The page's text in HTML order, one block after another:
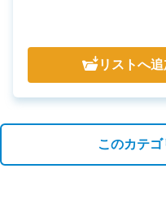
リストへ追
このカテ